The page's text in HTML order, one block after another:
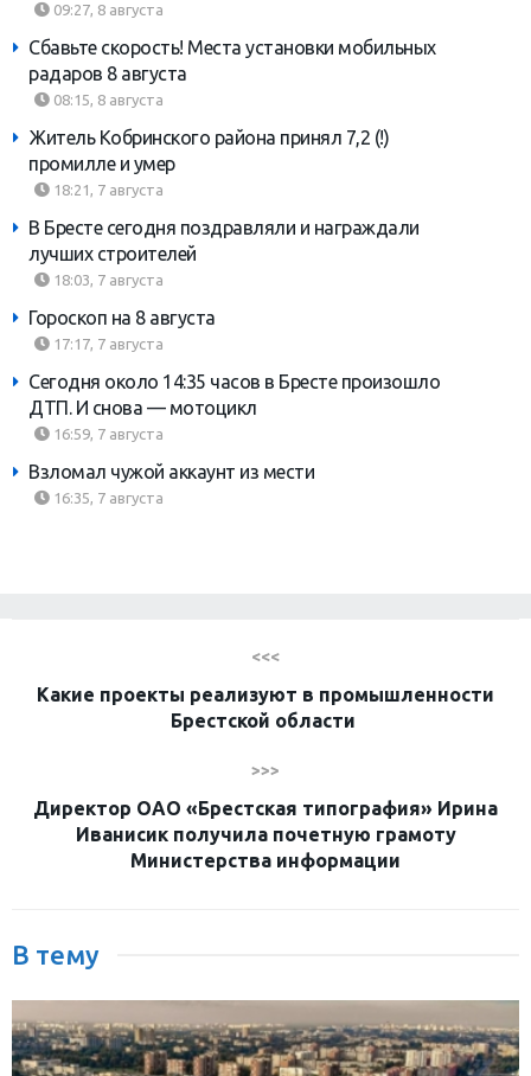
09:27, 8 августа
Сбавьте скорость! Места установки мобильных
радаров 8 августа
08:15, 8 августа
Житель Кобринского района принял 7,2 (!)
промилле и умер
18:21, 7 августа
В Бресте сегодня поздравляли и награждали
лучших строителей
18:03, 7 августа
Гороскоп на 8 августа
17:17, 7 августа
Сегодня около 14:35 часов в Бресте произошло
ДТП. И снова — мотоцикл
16:59, 7 августа
Взломал чужой аккаунт из мести
16:35, 7 августа
<<<
Какие проекты реализуют в промышленности
Брестской области
>>>
Директор ОАО «Брестская типография» Ирина
Иванисик получила почетную грамоту
Министерства информации
В тему